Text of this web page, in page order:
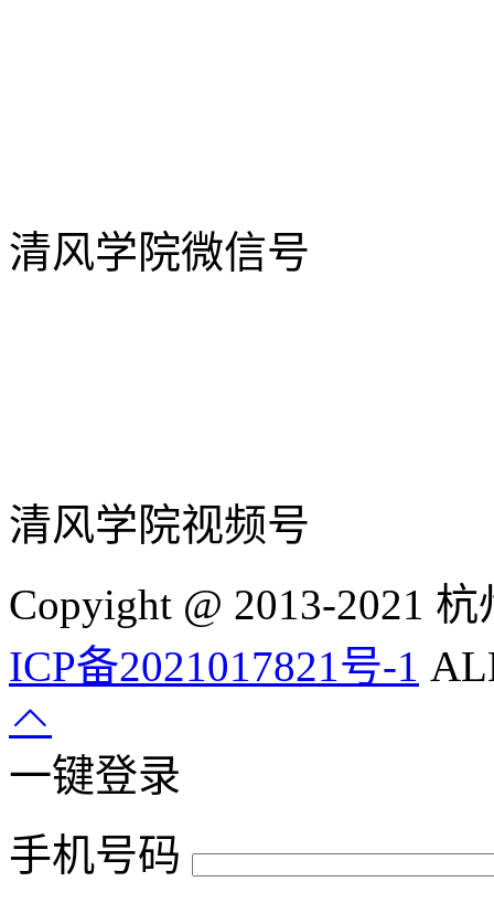
清风学院微信号
清风学院视频号
Copyight @ 2013-2021
ICP备2021017821号-1
一键登录
手机号码